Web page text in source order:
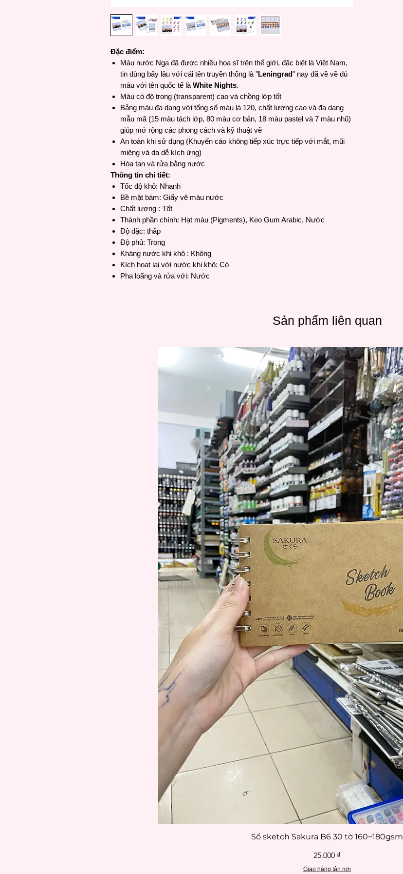
Đặc điểm:
Màu nước Nga đã được nhiều họa sĩ trên thế giới, đặc biệt là Việt Nam,
tin dùng bấy lâu với cái tên truyền thống là "Leningrad" nay đã về về đủ
màu với tên quốc tế là White Nights.
Màu có độ trong (transparent) cao và chồng lớp tốt
Bảng màu đa dạng với tổng số màu là 120, chất lượng cao và đa dạng
mẫu mã (15 màu tách lớp, 80 màu cơ bản, 18 màu pastel và 7 màu nhũ)
giúp mở rộng các phong cách và kỹ thuật vẽ
An toàn khi sử dụng (Khuyến cáo không tiếp xúc trực tiếp với mắt, mũi
miệng và da dễ kích ứng)
Hòa tan và rửa bằng nước
Thông tin chi tiết:
Tốc độ khô: Nhanh
Bề mặt bám: Giấy vẽ màu nước
Chất lượng : Tốt
Thành phần chính: Hạt màu (Pigments), Keo Gum Arabic, Nước
Độ đặc: thấp
Độ phủ: Trong
Kháng nước khi khô : Không
Kích hoạt lại với nước khi khô: Có
Pha loãng và rửa với: Nước
Sản phẩm liên quan
Xem nhanh
Sổ sketch Sakura B6 30 tờ 160~180gsm
Giá
25.000 ₫
Giao hàng tận nơi